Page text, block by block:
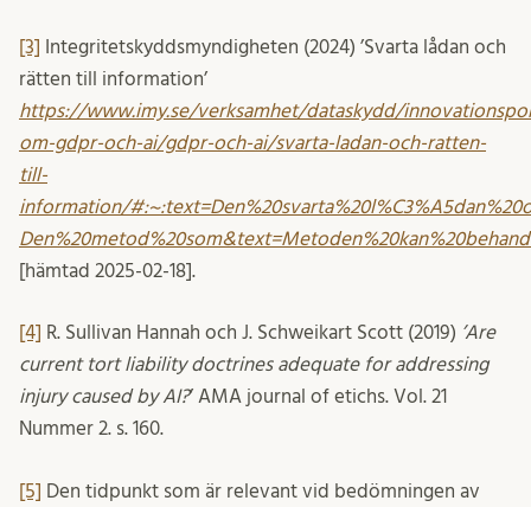
[3]
Integritetskyddsmyndigheten (2024) ’Svarta lådan och
rätten till information’
https://www.imy.se/verksamhet/dataskydd/
om-gdpr-och-ai/gdpr-och-ai/svarta-ladan-och-ratten-
till-
information/
[hämtad 2025-02-18].
[4] R. Sullivan Hannah och J. Schweikart Scott (2019) ’Are
current tort liability doctrines adequate for addressing
injury caused by AI?’ AMA journal of etichs. Vol. 21
Nummer 2. s. 160.
[5] Den tidpunkt som är relevant vid bedömningen av